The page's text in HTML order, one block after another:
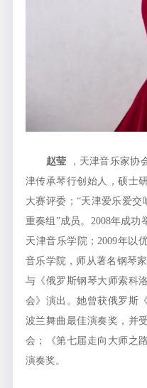
赵莹 ，天津音乐家协
津传承琴行创始人，硕士
大赛评委；“天津爱乐爱交
重奏组”成员。2008年成
天津音乐学院；2009年以
音乐学院，师从著名钢琴
与《俄罗斯钢琴大师索科
会》演出。她曾获俄罗斯
波兰舞曲最佳演奏奖，并
会；《第七届走向大师之
演奏奖。